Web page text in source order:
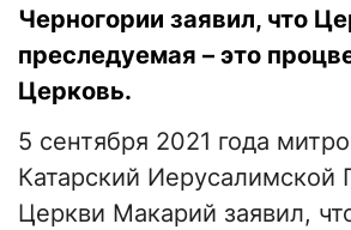
Черногории заявил, что
преследуемая – это
Церковь.
5 сентября 2021 года
Катарский Иерусалимской
Церкви Макарий заявил,